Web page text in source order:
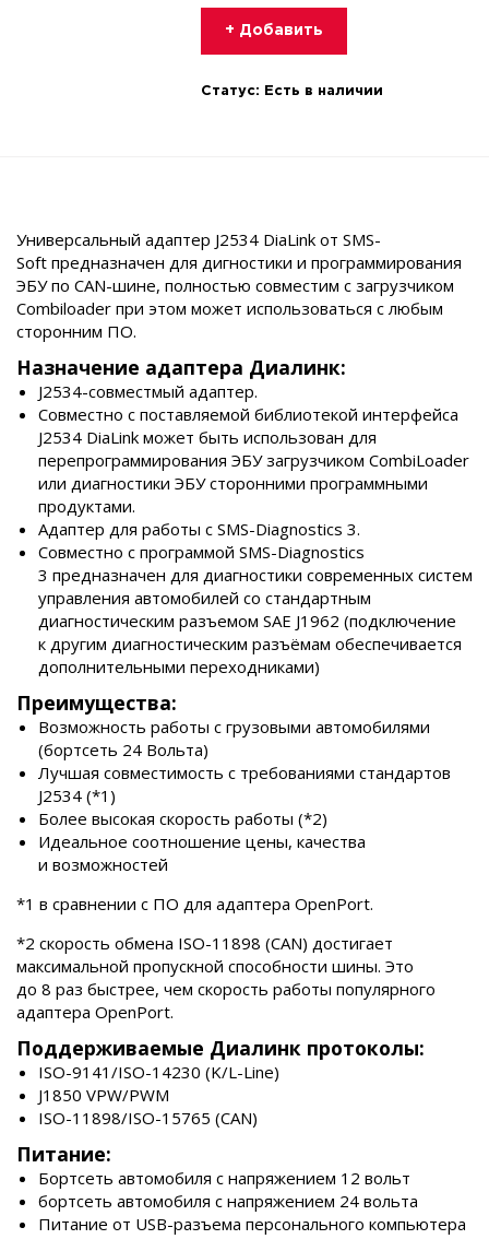
+ Добавить
Статус: Есть в наличии
Универсальный адаптер J2534 DiaLink от SMS-
Soft предназначен для дигностики и программирования
ЭБУ по CAN-шине, полностью совместим с загрузчиком
Combiloader при этом может использоваться с любым
сторонним ПО.
Назначение адаптера Диалинк:
J2534-совместмый адаптер.
Совместно с поставляемой библиотекой интерфейса
J2534 DiaLink может быть использован для
перепрограммирования ЭБУ загрузчиком CombiLoader
или диагностики ЭБУ сторонними программными
продуктами.
Адаптер для работы с SMS-Diagnostics 3.
Cовместно с программой SMS-Diagnostics
3 предназначен для диагностики современных систем
управления автомобилей со стандартным
диагностическим разъемом SAE J1962 (подключение
к другим диагностическим разъёмам обеспечивается
дополнительными переходниками)
Преимущества:
Возможность работы с грузовыми автомобилями
(бортсеть 24 Вольта)
Лучшая совместимость с требованиями стандартов
J2534 (*1)
Более высокая скорость работы (*2)
Идеальное соотношение цены, качества
и возможностей
*1 в сравнении с ПО для адаптера OpenPort.
*2 скорость обмена ISO-11898 (CAN) достигает
максимальной пропускной способности шины. Это
до 8 раз быстрее, чем скорость работы популярного
адаптера OpenPort.
Поддерживаемые Диалинк протоколы:
ISO-9141/ISO-14230 (K/L-Line)
J1850 VPW/PWM
ISO-11898/ISO-15765 (CAN)
Питание:
Бортсеть автомобиля с напряжением 12 вольт
бортсеть автомобиля с напряжением 24 вольта
Питание от USB-разъема персонального компьютера